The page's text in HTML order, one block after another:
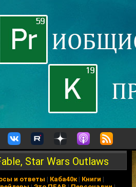
Star Wars Outlaws
и ответы | Каба40к| Книги |